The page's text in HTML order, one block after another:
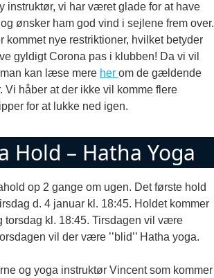
instruktør, vi har været glade for at have
ønsker ham god vind i sejlene frem over.
kommet nye restriktioner, hvilket betyder
gyldigt Corona pas i klubben! Da vi vil
kan læse mere her om de gældende
Vi håber at der ikke vil komme flere
for at lukke ned igen.
Hold – Hatha Yoga
op 2 gange om ugen. Det første hold
d. 4 januar kl. 18:45. Holdet kommer
torsdag kl. 18:45. Tirsdagen vil være
vil der være ’’blid’’ Hatha yoga.
og yoga instruktør Vincent som kommer